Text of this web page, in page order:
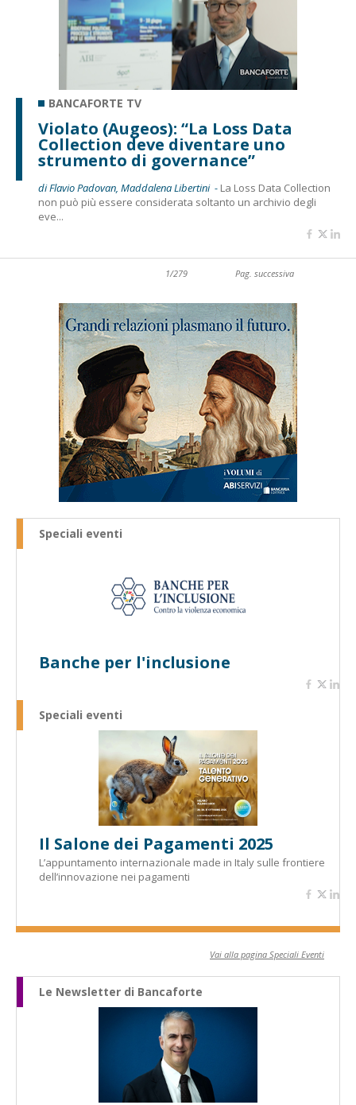
BANCAFORTE TV
Violato (Augeos): “La Loss Data
Collection deve diventare uno
strumento di governance”
di Flavio Padovan, Maddalena Libertini - La Loss Data Collection
non può più essere considerata soltanto un archivio degli
eve...
1/279 Pag. successiva
Speciali eventi
Banche per l'inclusione
Speciali eventi
Il Salone dei Pagamenti 2025
L’appuntamento internazionale made in Italy sulle frontiere
dell’innovazione nei pagamenti
Vai alla pagina Speciali Eventi
Le Newsletter di Bancaforte